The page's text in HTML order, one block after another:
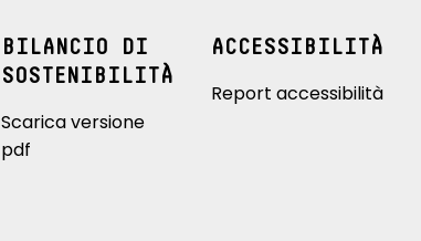
BILANCIO DI
SOSTENIBILITÀ
Scarica versione
pdf
ACCESSIBILITÀ
Report accessibilità